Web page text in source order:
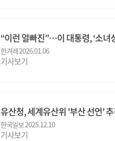
“이런 얼빠진”…이 대통령, ‘소녀
한겨레 2026.01.06
기사보기
유산청, 세계유산위 '부산 선언'
한국일보 2025.12.10
기사보기